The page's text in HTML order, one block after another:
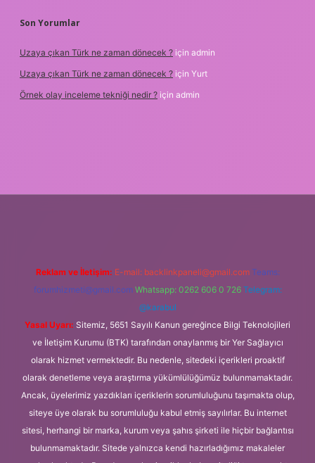
Son Yorumlar
Uzaya çıkan Türk ne zaman dönecek ? için admin
Uzaya çıkan Türk ne zaman dönecek ? için Yurt
Örnek olay inceleme tekniği nedir ? için admin
Reklam ve İletişim: E-mail: backlinkpaneli@gmail.com Teams:
forumhizmeti@gmail.com Whatsapp: 0262 606 0 726 Telegram:
@karabul
Yasal Uyarı: Sitemiz, 5651 Sayılı Kanun gereğince Bilgi Teknolojileri
ve İletişim Kurumu (BTK) tarafından onaylanmış bir Yer Sağlayıcı
olarak hizmet vermektedir. Bu nedenle, sitedeki içerikleri proaktif
olarak denetleme veya araştırma yükümlülüğümüz bulunmamaktadır.
Ancak, üyelerimiz yazdıkları içeriklerin sorumluluğunu taşımakta olup,
siteye üye olarak bu sorumluluğu kabul etmiş sayılırlar. Bu internet
sitesi, herhangi bir marka, kurum veya şahıs şirketi ile hiçbir bağlantısı
bulunmamaktadır. Sitede yalnızca kendi hazırladığımız makaleler